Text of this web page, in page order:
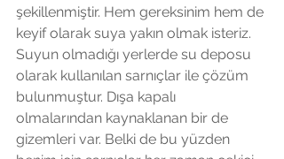
şekillenmiştir. Hem gereksinim hem de
keyif olarak suya yakın olmak isteriz.
Suyun olmadığı yerlerde su deposu
olarak kullanılan sarnıçlar ile çözüm
bulunmuştur. Dışa kapalı
olmalarından kaynaklanan bir de
gizemleri var. Belki de bu yüzden